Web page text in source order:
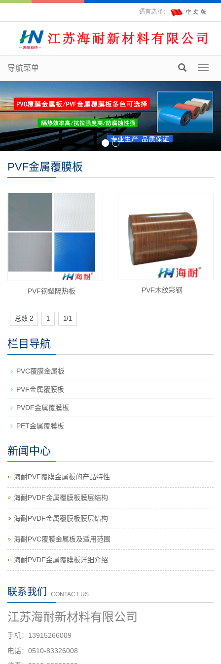
语言选择：
导航菜单
PVF金属覆膜板
PVF钢塑隔热板 PVF木纹彩钢
总数 2 1 1/1
栏目导航
PVC覆膜金属板
PVF金属覆膜板
PVDF金属覆膜板
PET金属覆膜板
新闻中心
海耐PVF覆膜金属板的产品特性
海耐PVDF金属覆膜板膜层结构
海耐PVDF金属覆膜板膜层结构
海耐PVC覆膜金属板及适用范围
海耐PVDF金属覆膜板详细介绍
联系我们 CONTACT US
江苏海耐新材料有限公司
手机： 13915266009
电话：0510-83326008